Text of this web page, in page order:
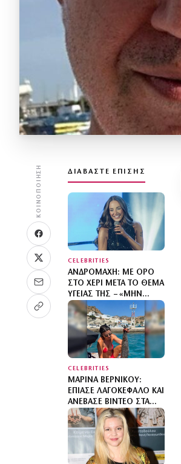
ΚΟΙΝΟΠΟΊΗΣΗ ΔΙΑΒΆΣΤΕ ΕΠΊΣΗΣ
CELEBRITIES
ΑΝΔΡΟΜΆΧΗ: ΜΕ ΟΡΌ
ΣΤΟ ΧΈΡΙ ΜΕΤΆ ΤΟ ΘΈΜΑ
ΥΓΕΊΑΣ ΤΗΣ – «ΜΗΝ
ΑΝΗΣΥΧΕΊΤΕ, ΤΟ ‘ΧΩ»
CELEBRITIES
ΜΑΡΊΝΑ ΒΕΡΝΊΚΟΥ:
ΈΠΙΑΣΕ ΛΑΓΟΚΈΦΑΛΟ ΚΑΙ
ΑΝΈΒΑΣΕ ΒΊΝΤΕΟ ΣΤΑ
SOCIAL MEDIA – «ΔΕΝ
ΥΠΆΡΧΕΙ ΚΑΝΈΝΑΣ
ΛΌΓΟΣ ΝΑ
ΦΟΒΌΜΑΣΤΕ»